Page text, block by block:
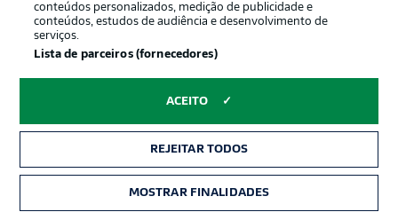
Gerir preferências Aviso de privacidade
Emissoras
Trabalhe conosco Marca
conteúdos personalizados, medição de publicidade e
conteúdos, estudos de audiência e desenvolvimento de
serviços.
Lista de parceiros (fornecedores)
ACEITO
REJEITAR TODOS
MOSTRAR FINALIDADES